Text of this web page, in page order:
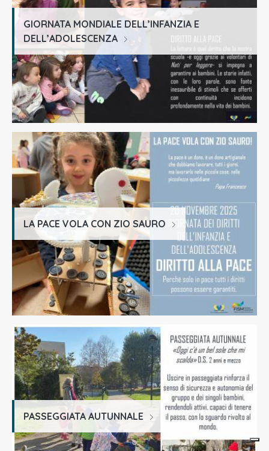
GIORNATA MONDIALE DELL’INFANZIA E
DELL’ADOLESCENZA
LA PACE VOLA CON ZIO SAURO
PASSEGGIATA AUTUNNALE